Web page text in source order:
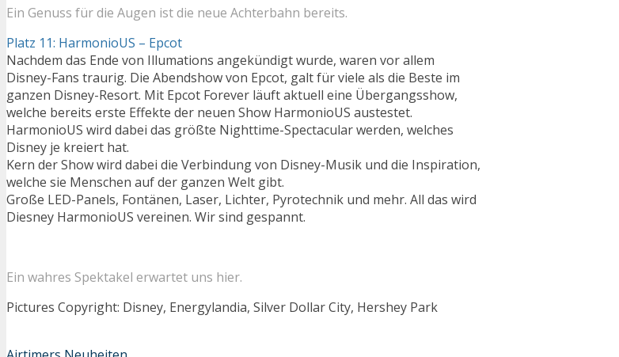
Ein Genuss für die Augen ist die neue Achterbahn bereits.
Platz 11: HarmonioUS – Epcot
Nachdem das Ende von Illumations angekündigt wurde, waren vor allem
Disney-Fans traurig. Die Abendshow von Epcot, galt für viele als die Beste im
ganzen Disney-Resort. Mit Epcot Forever läuft aktuell eine Übergangsshow,
welche bereits erste Effekte der neuen Show HarmonioUS austestet.
HarmonioUS wird dabei das größte Nighttime-Spectacular werden, welches
Disney je kreiert hat.
Kern der Show wird dabei die Verbindung von Disney-Musik und die Inspiration,
welche sie Menschen auf der ganzen Welt gibt.
Große LED-Panels, Fontänen, Laser, Lichter, Pyrotechnik und mehr. All das wird
Diesney HarmonioUS vereinen. Wir sind gespannt.
Ein wahres Spektakel erwartet uns hier.
Pictures Copyright: Disney, Energylandia, Silver Dollar City, Hershey Park